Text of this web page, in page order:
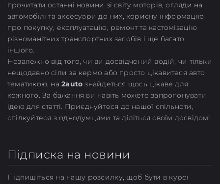
прочитати останні новини зі світу моторів, огляди на
автомобілі та аксесуари до них, корисну інформацію
про покупку, експлуатацію, ремонт та кастомізацію
різноманітних транспортних засобів і ще багато
іншого.
Незалежно від того, чи ви досвідчений водій, чи тільки
нещодавно сіли за кермо або просто цікавитеся авто
тематикою, на2auto знайдеться щось цікаве для
кожного. За бажання ви навіть можете запропонувати
ідею для статті. Приєднуйтеся до нашої спільноти,
спілкуйтеся з однодумцями та діліться своїм досвідом!
Підписка на новини
Підпишіться на нашу розсилку, щоб бути в курсі